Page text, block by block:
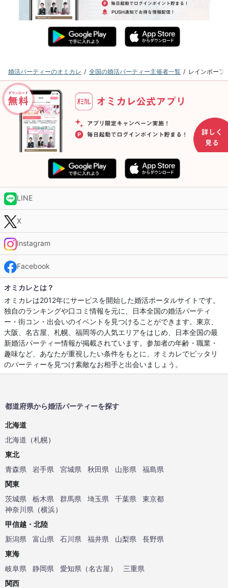
婚活パーティーのオミカレ 全国の婚活パーティー主催者一覧 レインボーフ
LINE
X
Instagram
Facebook
オミカレとは？
オミカレは2012年にサービスを開始した婚活ポータルサイトです。
独自のランキングや口コミ情報を元に、日本全国の婚活パーティ
ー・街コン・出会いのイベントを見つけることができます。東京、
大阪、名古屋、札幌、福岡等の人気エリアをはじめ、日本全国の最
新婚活パーティー情報が掲載されています。参加者の年齢・職業・
趣味など、あなたが重視したい条件をもとに、オミカレでピッタリ
のパーティーを見つけ素敵なお相手と出会いましょう。
都道府県から婚活パーティーを探す
北海道
北海道 （札幌）
東北
青森県
岩手県 宮城県 秋田県 山形県
福島県
関東
茨城県
栃木県 群馬県 埼玉県 千葉県
東京都
神奈川県 （横浜）
甲信越・北陸
新潟県
富山県 石川県 福井県 山梨県
長野県
東海
岐阜県
静岡県 愛知県 （名古屋）
三重県
関西